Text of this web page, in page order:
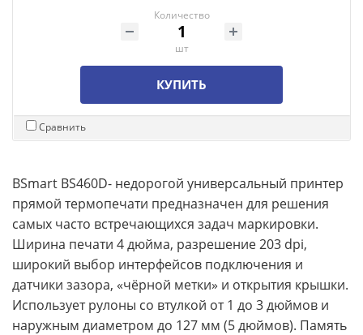
Количество
шт
КУПИТЬ
Сравнить
BSmart BS460D- недорогой универсальный принтер
прямой термопечати предназначен для решения
самых часто встречающихся задач маркировки.
Ширина печати 4 дюйма, разрешение 203 dpi,
широкий выбор интерфейсов подключения и
датчики зазора, «чёрной метки» и открытия крышки.
Использует рулоны со втулкой от 1 до 3 дюймов и
наружным диаметром до 127 мм (5 дюймов). Память